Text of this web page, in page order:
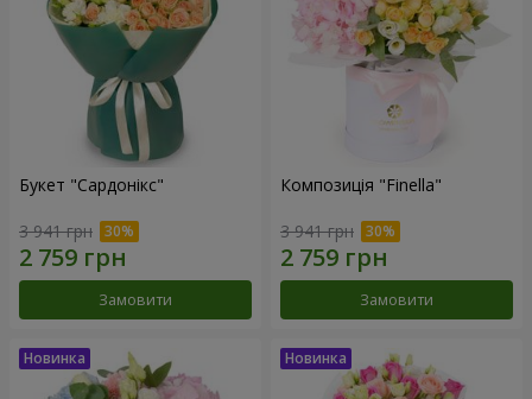
Букет "Сардонікс"
3 941 грн
Замовити
Композиція "Finella"
3 941 грн
Замовити